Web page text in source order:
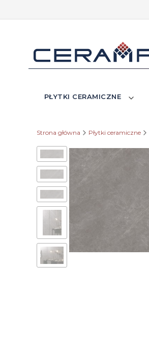
PŁYTKI CERAMICZNE
Strona główna Płytki ceramiczne